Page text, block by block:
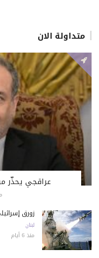
متداولة الان
عراقجي يحذّر
زورق
لبنان
منذ 6 أيام